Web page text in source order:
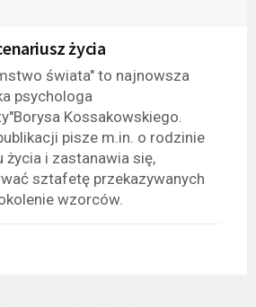
życia
świata" to najnowsza
psychologa
Kossakowskiego.
pisze m.in. o rodzinie
życia i zastanawia się,
sztafetę przekazywanych
wzorców.